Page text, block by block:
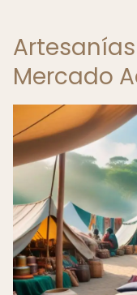
Mercado